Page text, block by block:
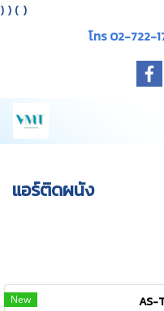
) ) ( )
โทร 02-722-
แอร์ติดผนัง
New AS-